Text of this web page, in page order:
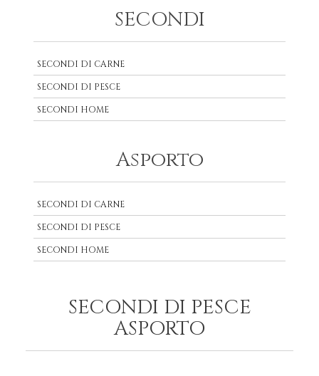
SECONDI
SECONDI DI CARNE
SECONDI DI PESCE
SECONDI HOME
Asporto
SECONDI DI CARNE
SECONDI DI PESCE
SECONDI HOME
SECONDI DI PESCE
ASPORTO